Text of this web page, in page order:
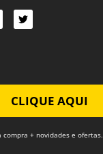
w
i
t
CLIQUE AQUI
+ novidades e ofertas.